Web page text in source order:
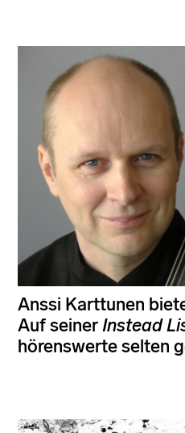
Anssi Karttunen
Auf seinerInstead
hörenswerte selten